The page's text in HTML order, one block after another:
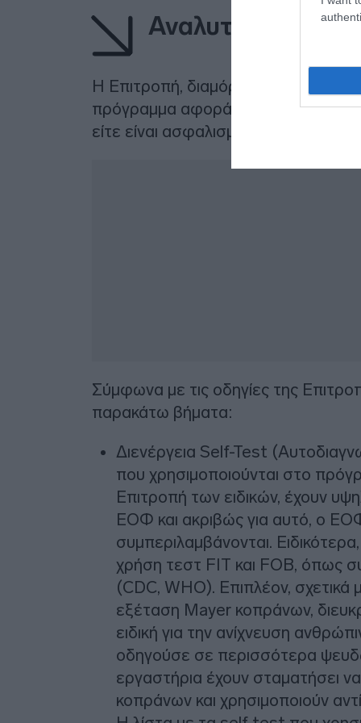
Αναλυτικά οι
Η Επιτροπή, διαμόρφωσε το
πρόγραμμα αφορά σε όλους τους
είτε είναι ασφαλισμένοι είτε
Σύμφωνα με τις οδηγίες της
παρακάτω βήματα:
Διενέργεια Self-Test
που χρησιμοποιούνται στο
Επιτροπή των ειδικών, έχουν
ΕΟΦ και ακριβώς για αυτό, ο
συμπεριλαμβάνονται.
χρήση τεστ FIT και FOB, όπως
(CDC, WHO). Επιπλέον,
εξέταση Mayer κοπράνων,
ειδική για την ανίχνευση
οδηγούσε σε περισσότερα
εργαστήρια έχουν σταματήσει
κοπράνων και χρησιμοποιούν